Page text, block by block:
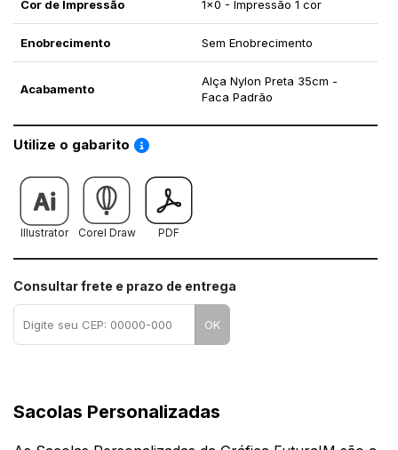
Cor de Impressão 1x0 - Impressão 1 cor
Enobrecimento Sem Enobrecimento
Acabamento
Alça Nylon Preta 35cm -
Faca Padrão
Utilize o gabarito Saiba como utilizar os nossos gabaritos
Illustrator Corel Draw PDF
Consultar frete e prazo de entrega
OK
Sacolas Personalizadas